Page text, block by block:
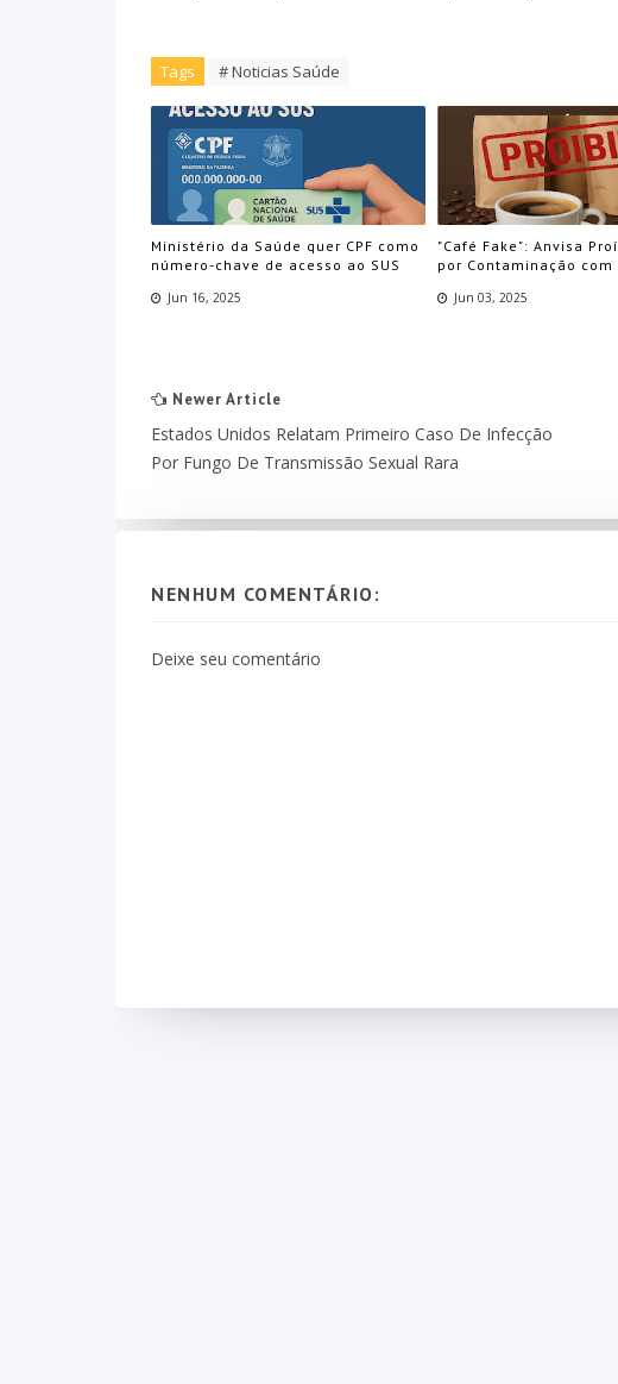
Tags # Noticias Saúde
Ministério da Saúde quer CPF como
número-chave de acesso ao SUS
Jun 16, 2025
"Café Fake": Anvisa
por Contaminação com
Jun 03, 2025
Newer Article
Estados Unidos Relatam Primeiro Caso De Infecção
Por Fungo De Transmissão Sexual Rara
NENHUM COMENTÁRIO:
Deixe seu comentário